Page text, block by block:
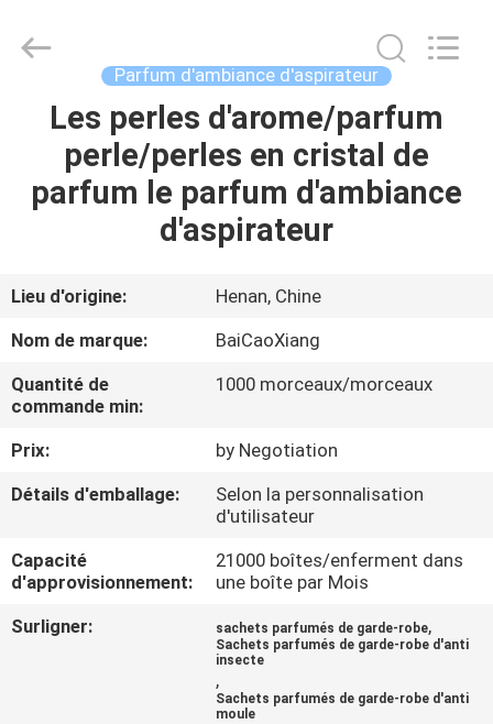
MAISON
PRODUITS
SUJET
DE
NOUS
VISITE
D'USINE
CONTRÔLE
DE
QUALITÉ
Developed
Parfum d'ambiance d'aspirateur
Les perles d'arome/parfum
perle/perles en cristal de
parfum le parfum d'ambiance
d'aspirateur
Lieu d'origine:
Henan, Chine
Nom de marque:
BaiCaoXiang
Quantité de
commande min:
1000 morceaux/morceaux
Prix:
by Negotiation
Détails d'emballage:
Selon la personnalisation
d'utilisateur
Capacité
d'approvisionnement:
21000 boîtes/enferment dans
une boîte par Mois
Surligner:
sachets parfumés de garde-robe,
Sachets parfumés de garde-robe d'anti
insecte
,
Sachets parfumés de garde-robe d'anti
moule